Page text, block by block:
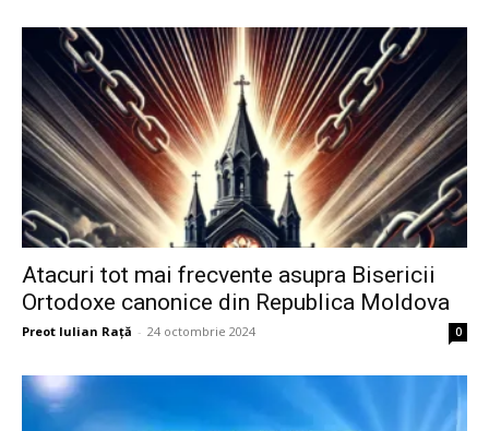
Atacuri tot mai frecvente asupra Bisericii
Ortodoxe canonice din Republica Moldova
Preot Iulian Raţă - 24 octombrie 2024 0